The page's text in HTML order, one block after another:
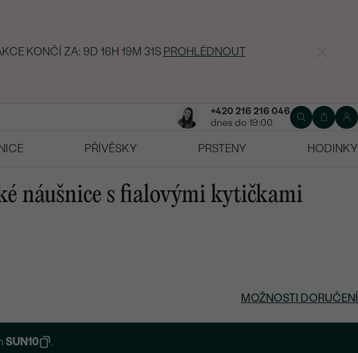
KONČÍ ZA: 9D 16H 19M 30S PROHLÉDNOUT
+420 216 216 046
dnes do 19:00
PŘÍVĚSKY PRSTENY
HODINKY
náušnice s fialovými kytičkami
MOŽNOSTI DORUČENÍ
SUN10 .